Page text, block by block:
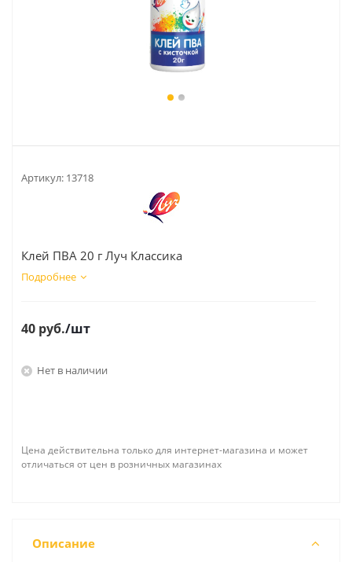
Артикул: 13718
Клей ПВА 20 г Луч Классика
Подробнее
40 руб./шт
Нет в наличии
Цена действительна только для интернет-магазина и может
отличаться от цен в розничных магазинах
Описание